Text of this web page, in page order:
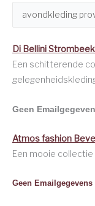
Di Bellini Strombeek
Een schitterende
Geen
Atmos fashion
Een mooie
Geen Emailgegevens